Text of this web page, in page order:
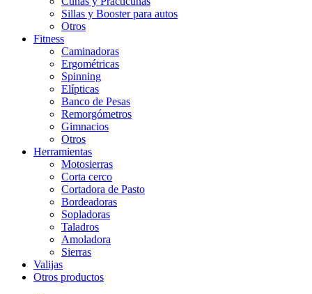
Sillas y Booster para autos
Otros
Fitness
Caminadoras
Ergométricas
Spinning
Elípticas
Banco de Pesas
Remorgómetros
Gimnacios
Otros
Herramientas
Motosierras
Corta cerco
Cortadora de Pasto
Bordeadoras
Sopladoras
Taladros
Amoladora
Sierras
Valijas
Otros productos